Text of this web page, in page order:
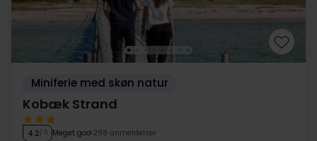
Miniferie med skøn natur
Kobæk Strand
4.2/ 5 Meget god 298 anmeldelser